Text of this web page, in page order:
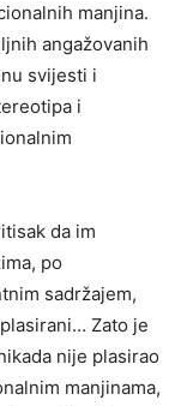
manjina.
angažovanih
svijesti i
i
da im
po
sadržajem,
Zato je
nije plasirao
manjinama,